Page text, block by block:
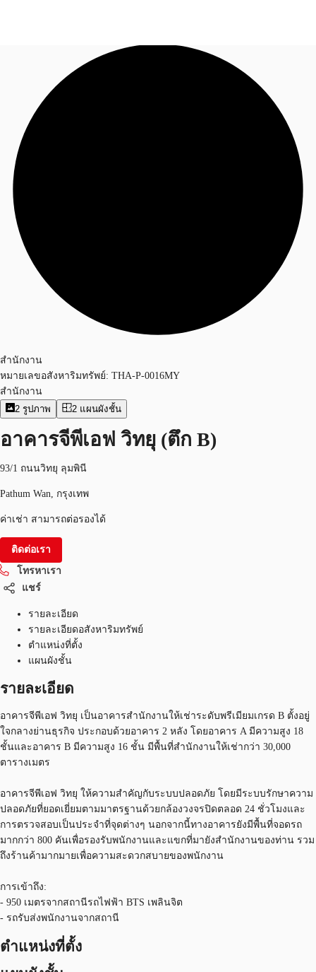
พื้นที่สำนักงาน
เฟล็กสเปซ
+6626246471
สำนักงาน
หมายเลขอสังหาริมทรัพย์: THA-P-0016MY
สำนักงาน
2 รูปภาพ 2 แผนผังชั้น
อาคารจีพีเอฟ วิทยุ (ตึก B)
93/1 ถนนวิทยุ ลุมพินี
Pathum Wan, กรุงเทพ
ค่าเช่า สามารถต่อรองได้
ติดต่อเรา
โทรหาเรา
แชร์
รายละเอียด
รายละเอียดอสังหาริมทรัพย์
ตำแหน่งที่ตั้ง
แผนผังชั้น
รายละเอียด
อาคารจีพีเอฟ วิทยุ เป็นอาคารสำนักงานให้เช่าระดับพรีเมียมเกรด B ตั้งอยู่
ใจกลางย่านธุรกิจ ประกอบด้วยอาคาร 2 หลัง โดยอาคาร A มีความสูง 18
ชั้นและอาคาร B มีความสูง 16 ชั้น มีพื้นที่สำนักงานให้เช่ากว่า 30,000
ตารางเมตร
อาคารจีพีเอฟ วิทยุ ให้ความสำคัญกับระบบปลอดภัย โดยมีระบบรักษาความ
ปลอดภัยที่ยอดเยี่ยมตามมาตรฐานด้วยกล้องวงจรปิดตลอด 24 ชั่วโมงและ
การตรวจสอบเป็นประจำที่จุดต่างๆ นอกจากนี้ทางอาคารยังมีพื้นที่จอดรถ
มากกว่า 800 คันเพื่อรองรับพนักงานและแขกที่มายังสำนักงานของท่าน รวม
ถึงร้านค้ามากมายเพื่อความสะดวกสบายของพนักงาน
การเข้าถึง:
- 950 เมตรจากสถานีรถไฟฟ้า BTS เพลินจิต
- รถรับส่งพนักงานจากสถานี
ตำแหน่งที่ตั้ง